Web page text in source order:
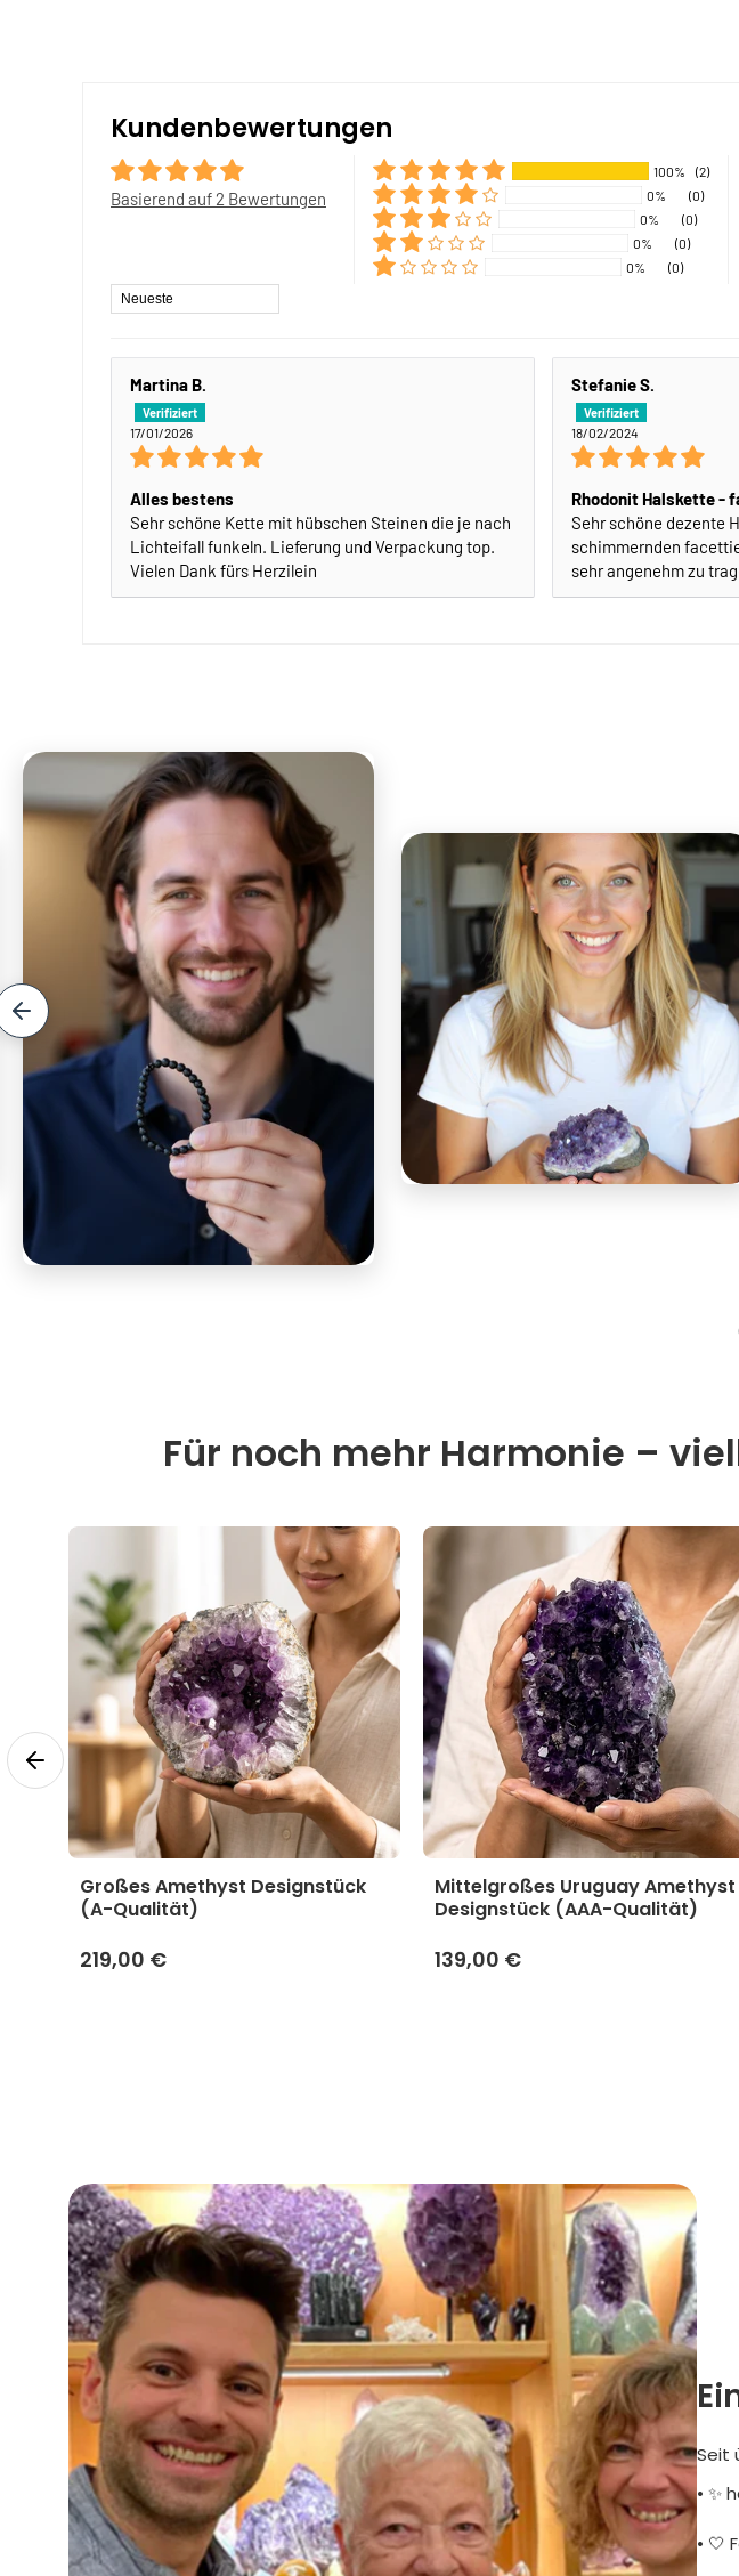
Kundenbewertungen
Basierend auf 2 Bewertungen
100%
(2)
0%
(0)
0%
(0)
0%
(0)
0%
(0)
Sort by
Martina B.
17/01/2026
Alles bestens
Sehr schöne Kette mit hübschen Steinen die je nach
Lichteifall funkeln. Lieferung und Verpackung top.
Vielen Dank fürs Herzilein
Stefanie S.
18/02/2024
Rhodonit Halskette -
Sehr schöne dezente
schimmernden
sehr angenehm zu
Für noch mehr Harmonie –
Großes Amethyst Designstück
(A-Qualität)
219,00 €
Mittelgroßes Uruguay Amethyst
Designstück (AAA-Qualität)
139,00 €
Seit
• ✨
• 🤍